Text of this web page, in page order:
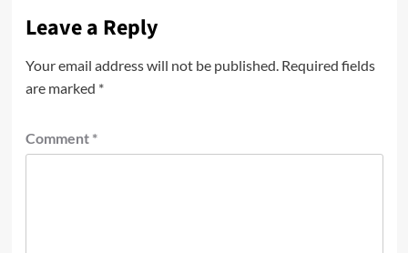
Leave a Reply
Your email address will not be published. Required fields
are marked *
Comment *